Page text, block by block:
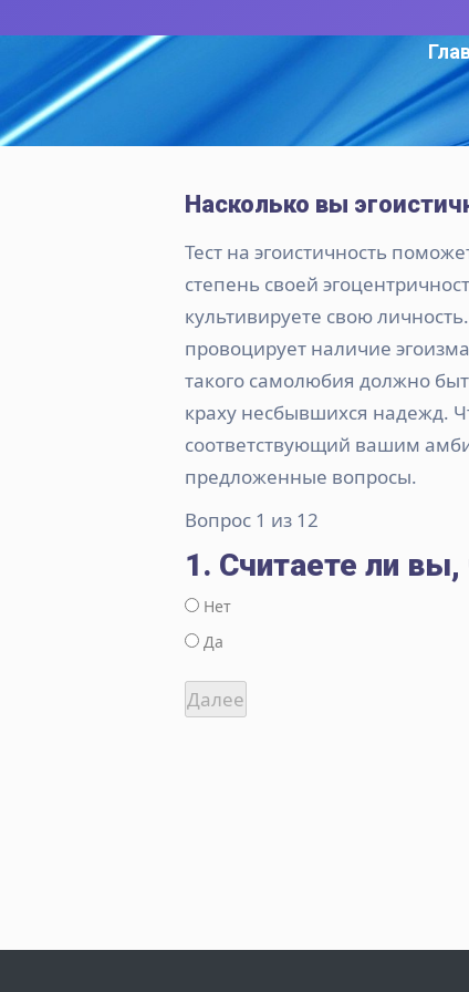
Насколько вы
Тест на эгоистичность
степень своей
культивируете свою
провоцирует наличие
такого самолюбия должно
краху несбывшихся надежд.
соответствующий вашим
предложенные вопросы.
Вопрос 1 из 12
1. Считаете ли вы,
Нет
Да